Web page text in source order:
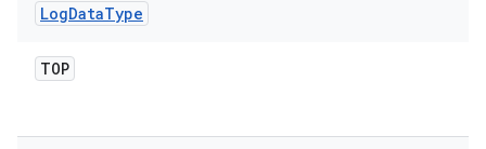
LogDataType
TOP